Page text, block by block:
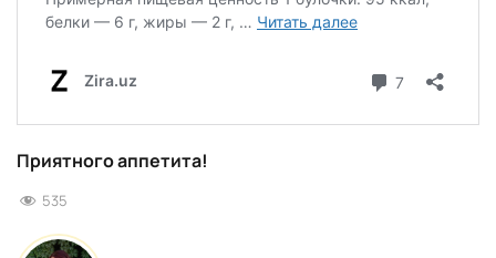
Приятного аппетита!
535